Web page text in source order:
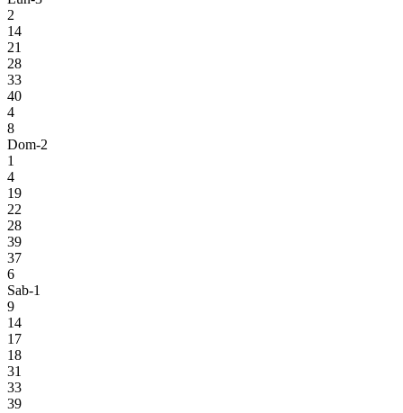
2
14
21
28
33
40
4
8
Dom-2
1
4
19
22
28
39
37
6
Sab-1
9
14
17
18
31
33
39